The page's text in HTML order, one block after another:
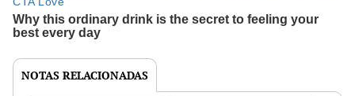
NOTAS RELACIONADAS